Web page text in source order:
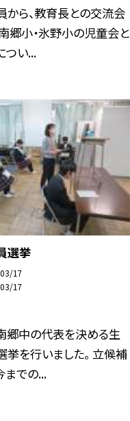
から、教育長との交流会
郷小・氷野小の児童会と
つい...
選挙
17
17
郷中の代表を決める生
を行いました。 立候補
までの...